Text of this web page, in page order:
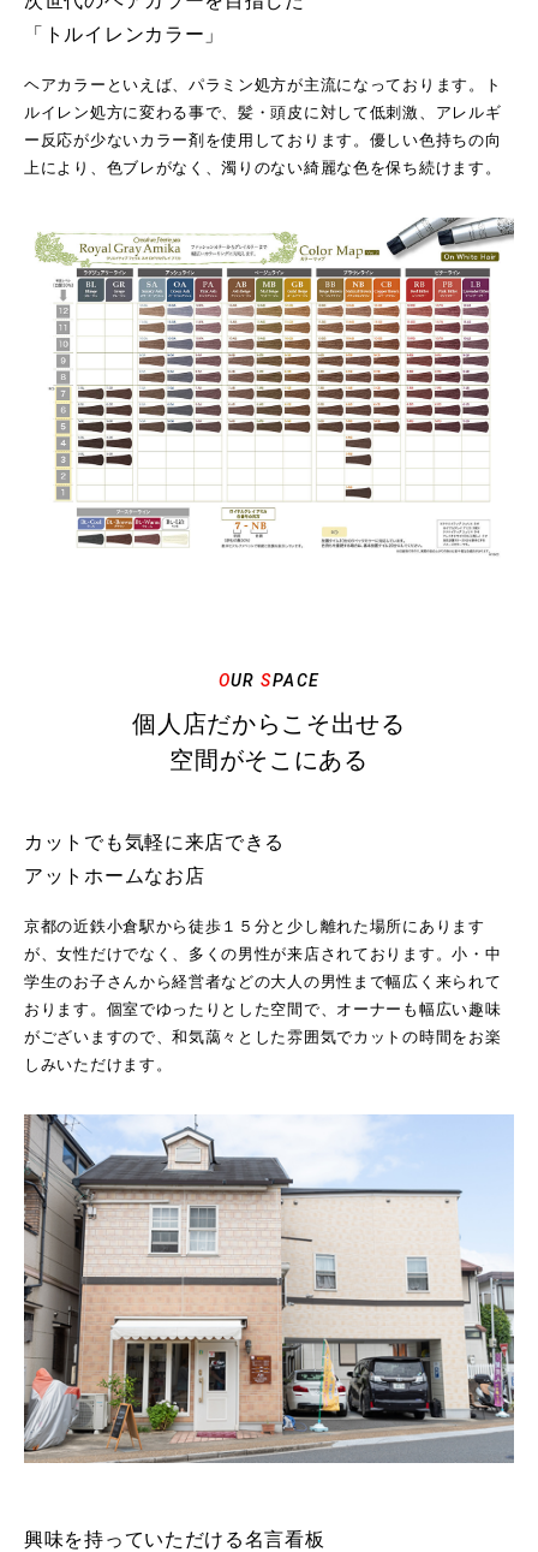
「トルイレンカラー」
ヘアカラーといえば、パラミン処方が主流になっております。ト
ルイレン処方に変わる事で、髪・頭皮に対して低刺激、アレルギ
ー反応が少ないカラー剤を使用しております。優しい色持ちの向
上により、色ブレがなく、濁りのない綺麗な色を保ち続けます。
OURSPACE
個人店だからこそ出せる
空間がそこにある
カットでも気軽に来店できる
アットホームなお店
京都の近鉄小倉駅から徒歩１５分と少し離れた場所にあります
が、女性だけでなく、多くの男性が来店されております。小・中
学生のお子さんから経営者などの大人の男性まで幅広く来られて
おります。個室でゆったりとした空間で、オーナーも幅広い趣味
がございますので、和気藹々とした雰囲気でカットの時間をお楽
しみいただけます。
興味を持っていただける名言看板